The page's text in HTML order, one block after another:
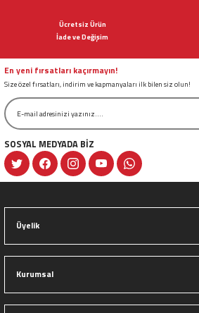
Ürün bilgilerinde hatalar bulunuyor.
Bu ürüne benzer farklı alternatifler olmalı.
Ücretsiz Ürün
İade ve Değişim
En yeni fırsatları kaçırmayın!
Size özel fırsatları, indirim ve kapmanyaları ilk bilen siz olun!
SOSYAL MEDYADA BİZ
Üyelik
Kurumsal